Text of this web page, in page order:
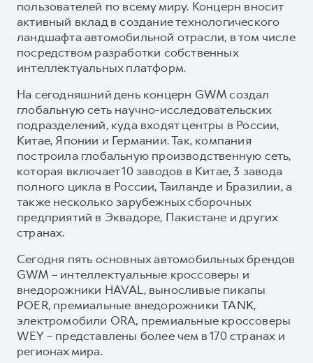
пользователей по всему миру. Концерн вносит
активный вклад в создание технологического
ландшафта автомобильной отрасли, в том числе
посредством разработки собственных
интеллектуальных платформ.
На сегодняшний день концерн GWM создал
глобальную сеть научно-исследовательских
подразделений, куда входят центры в России,
Китае, Японии и Германии. Так, компания
построила глобальную производственную сеть,
которая включает 10 заводов в Китае, 3 завода
полного цикла в России, Таиланде и Бразилии, а
также несколько зарубежных сборочных
предприятий в Эквадоре, Пакистане и других
странах.
Сегодня пять основных автомобильных брендов
GWM – интеллектуальные кроссоверы и
внедорожники HAVAL, выносливые пикапы
POER, премиальные внедорожники TANK,
электромобили ORA, премиальные кроссоверы
WEY – представлены более чем в 170 странах и
регионах мира.